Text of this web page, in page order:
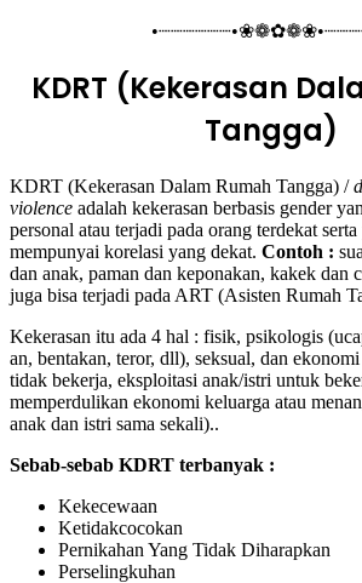
KDRT (Kekerasan
Tangga)
KDRT (Kekerasan Dalam Rumah Tangga) /
violence adalah kekerasan berbasis gender
personal atau terjadi pada orang terdekat
mempunyai korelasi yang dekat. Contoh :
dan anak, paman dan keponakan, kakek dan
juga bisa terjadi pada ART (Asisten Rumah
Kekerasan itu ada 4 hal : fisik, psikologis
an, bentakan, teror, dll), seksual, dan
tidak bekerja, eksploitasi anak/istri untuk
memperdulikan ekonomi keluarga atau
anak dan istri sama sekali)..
Sebab-sebab KDRT terbanyak :
Kekecewaan
Ketidakcocokan
Pernikahan Yang Tidak Diharapkan
Perselingkuhan